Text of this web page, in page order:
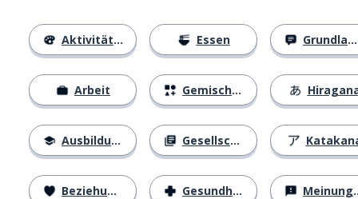
Aktivitäten
Arbeit
Ausbildung
Beziehungen
Essen
Gemischtes
Gesellschaft
Gesundheit
Grundlagen
Meinungen